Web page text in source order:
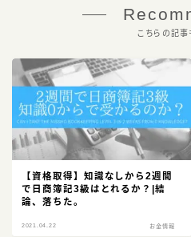
こちらの記事
【資格取得】知識なしから2週間
で日商簿記3級はとれるか？|結
論、落ちた。
2021.04.22 お金情報